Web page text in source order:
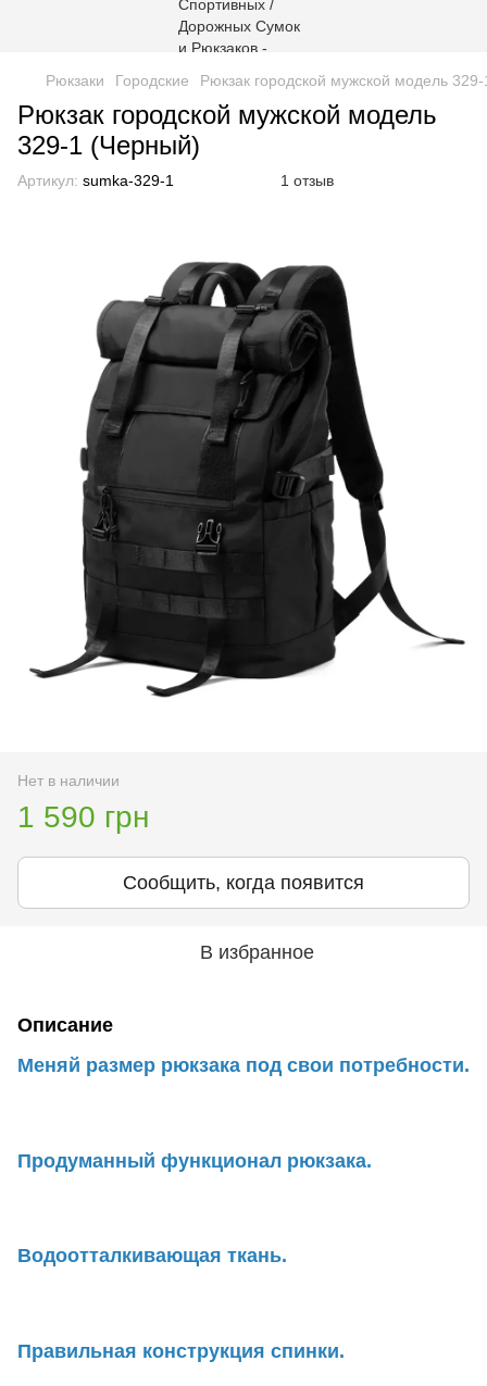
Рюкзаки Городские Рюкзак городской мужской модель
Рюкзак городской мужской модель
329-1 (Черный)
Артикул: sumka-329-1 1 отзыв
Нет в наличии
1 590 грн
Сообщить, когда появится
В избранное
Описание
Меняй размер рюкзака под свои потребности.
Продуманный функционал рюкзака.
Водоотталкивающая ткань.
Правильная конструкция спинки.